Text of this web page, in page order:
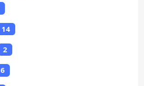
14
2
6